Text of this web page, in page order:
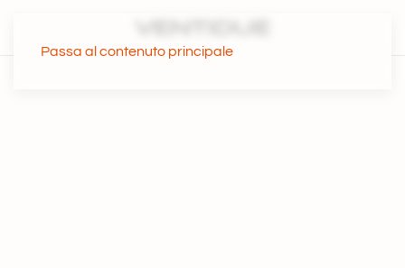
Passa al contenuto principale